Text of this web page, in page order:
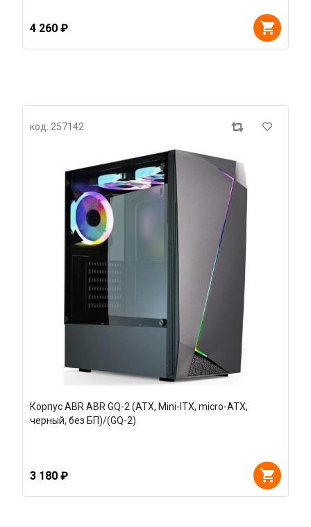
4 260 ₽
код: 257142
Корпус ABR ABR GQ-2 (ATX, Mini-ITX, micro-ATX,
черный, без БП)/(GQ-2)
3 180 ₽